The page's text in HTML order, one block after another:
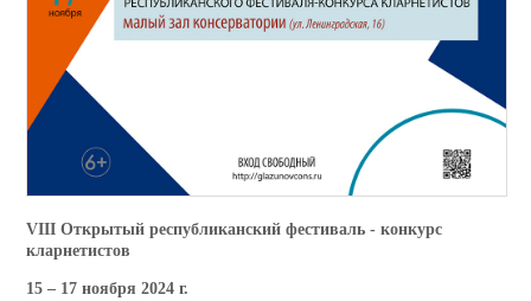
VIII Открытый республиканский фестиваль - конкурс
кларнетистов
15 – 17 ноября 2024 г.